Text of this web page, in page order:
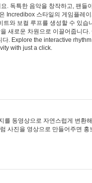
. 독특한 음악을 창작하고, 팬들
Incredibox 스타일의 게임플레
와 보컬 루프를 생성할 수 있습
새로운 차원으로 이끌어줍니다.
. Explore the interactive
with just a click.
동영상으로 자연스럽게 변환
사진을 영상으로 만들어주면 홍